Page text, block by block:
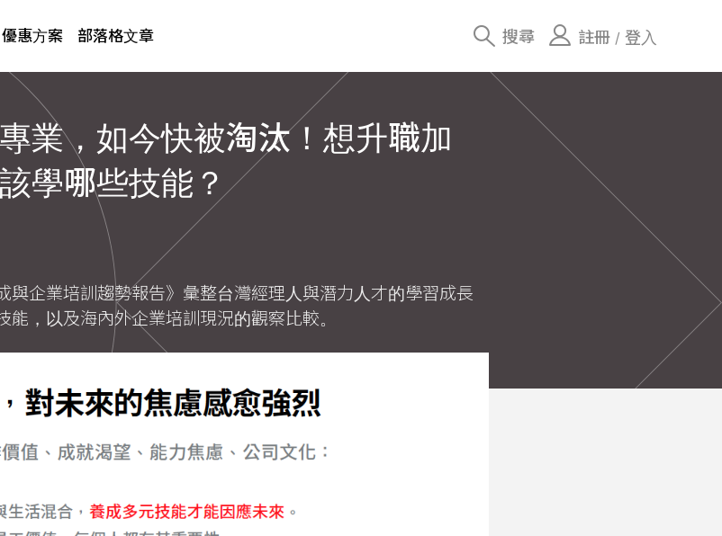
優惠方案 部落格文章 搜尋 註冊 / 登入
業，如今快被淘汰！想升職加
學哪些技能？
與企業培訓趨勢報告》彙整台灣經理人與潛力人才的學習成長
，以及海內外企業培訓現況的觀察比較。